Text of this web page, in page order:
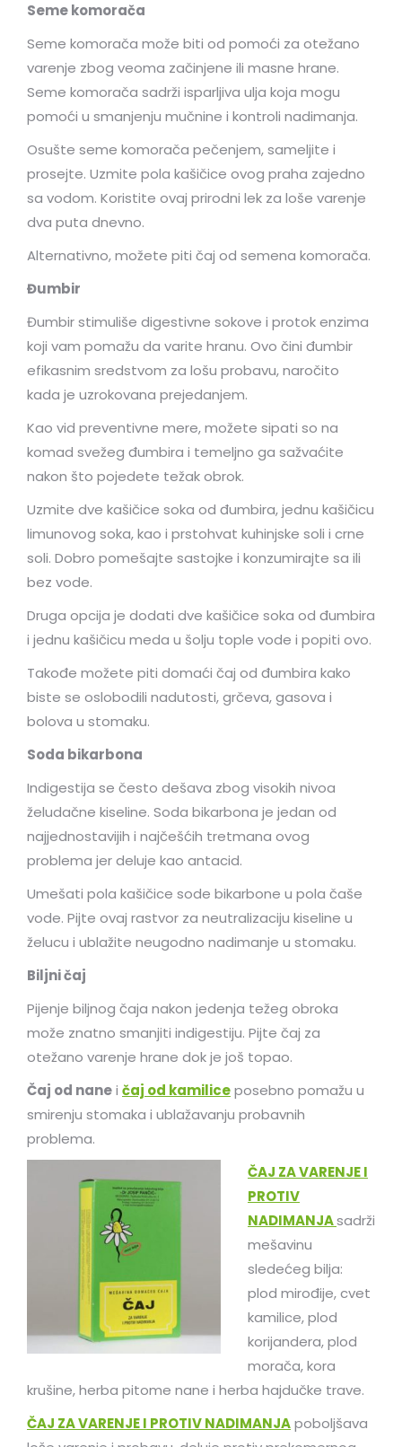
Seme komorača
Seme komorača može biti od pomoći za otežano
varenje zbog veoma začinjene ili masne hrane.
Seme komorača sadrži isparljiva ulja koja mogu
pomoći u smanjenju mučnine i kontroli nadimanja.
Osušte seme komorača pečenjem, sameljite i
prosejte. Uzmite pola kašičice ovog praha zajedno
sa vodom. Koristite ovaj prirodni lek za loše varenje
dva puta dnevno.
Alternativno, možete piti čaj od semena komorača.
Đumbir
Đumbir stimuliše digestivne sokove i protok enzima
koji vam pomažu da varite hranu. Ovo čini đumbir
efikasnim sredstvom za lošu probavu, naročito
kada je uzrokovana prejedanjem.
Kao vid preventivne mere, možete sipati so na
komad svežeg đumbira i temeljno ga sažvaćite
nakon što pojedete težak obrok.
Uzmite dve kašičice soka od đumbira, jednu kašičicu
limunovog soka, kao i prstohvat kuhinjske soli i crne
soli. Dobro pomešajte sastojke i konzumirajte sa ili
bez vode.
Druga opcija je dodati dve kašičice soka od đumbira
i jednu kašičicu meda u šolju tople vode i popiti ovo.
Takođe možete piti domaći čaj od đumbira kako
biste se oslobodili nadutosti, grčeva, gasova i
bolova u stomaku.
Soda bikarbona
Indigestija se često dešava zbog visokih nivoa
želudačne kiseline. Soda bikarbona je jedan od
najjednostavijih i najčešćih tretmana ovog
problema jer deluje kao antacid.
Umešati pola kašičice sode bikarbone u pola čaše
vode. Pijte ovaj rastvor za neutralizaciju kiseline u
želucu i ublažite neugodno nadimanje u stomaku.
Biljni čaj
Pijenje biljnog čaja nakon jedenja težeg obroka
može znatno smanjiti indigestiju. Pijte čaj za
otežano varenje hrane dok je još topao.
Čaj od nanei čaj od kamiliceposebno pomažu u
smirenju stomaka i ublažavanju probavnih
problema.
ČAJ ZA VARENJE I
PROTIV
NADIMANJAsadrži
mešavinu
sledećeg bilja:
plod mirođije, cvet
kamilice, plod
korijandera, plod
morača, kora
krušine, herba pitome nane i herba hajdučke trave.
ČAJ ZA VARENJE I PROTIV NADIMANJApoboljšava